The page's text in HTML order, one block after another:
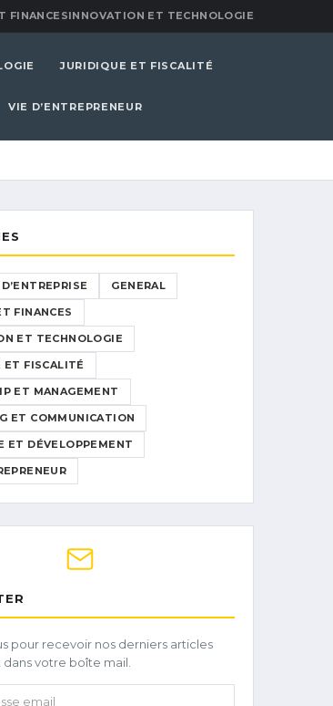
FINANCESINNOVATION ET TECHNOLOGIE
JURIDIQUE ET FISCALITÉ
VIE D’ENTREPRENEUR
GENERAL
FINANCES
ET TECHNOLOGIE
ET FISCALITÉ
ET MANAGEMENT
ET COMMUNICATION
ET DÉVELOPPEMENT
pour recevoir nos derniers articles
votre boîte mail.
email